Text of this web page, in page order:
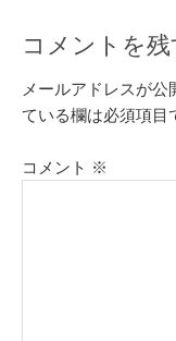
コメントを残
メールアドレスが公
ている欄は必須項目
コメント ※